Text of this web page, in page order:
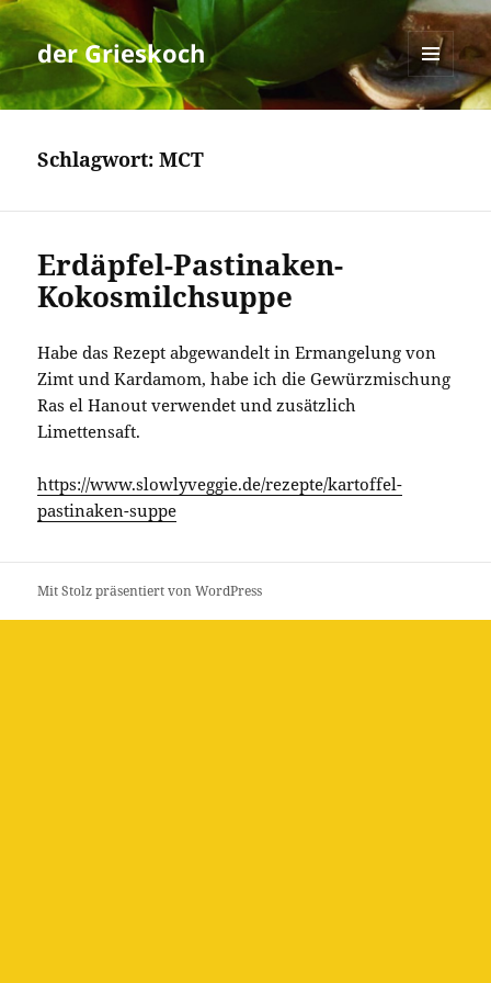
der Grieskoch
MENÜ
UND
Schlagwort:MCT
Erdäpfel-Pastinaken-
Kokosmilchsuppe
Habe das Rezept abgewandelt in Ermangelung von
Zimt und Kardamom, habe ich die Gewürzmischung
Ras el Hanout verwendet und zusätzlich
Limettensaft.
https://www.slowlyveggie.de/rezepte/kartoffel-
pastinaken-suppe
Mit Stolz präsentiert von WordPress